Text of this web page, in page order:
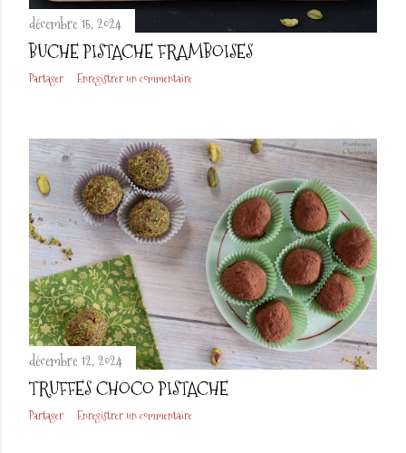
décembre 15, 2024
BUCHE PISTACHE FRAMBOISES
Partager Enregistrer un commentaire
décembre 12, 2024
TRUFFES CHOCO PISTACHE
Partager Enregistrer un commentaire